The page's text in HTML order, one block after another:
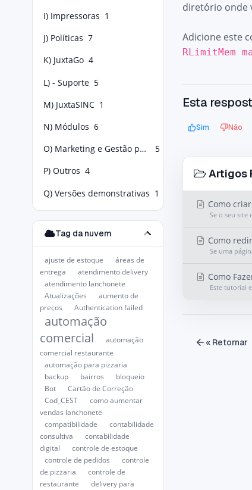
I) Impressoras 1
J) Políticas 7
K) JuxtaGo 4
L) - Suporte 5
M) JuxtaSINC 1
N) Módulos 6
O) Marketing e Gestão para Food Service
5
P) Outros 4
Q) Versões demonstrativas 1
Tag da nuvem
ajuste de estoque
áreas de
entrega
atendimento delivery
atendimento lanchonete
Atualizações
aumento de
preços
Authentication failed
automação
comercial
automação
comercial restaurante
automação para pizzaria
backup
bairros
bloqueio
Bot
Cartão de Correção
Cod_CEST
como aumentar
vendas lanchonete
compatibilidade
contabilidade
consultiva
contabilidade
digital
controle de estoque
controle de pedidos
controle
de pizzaria
controle de
restaurante
delivery para
diretório onde
Adicione este
RLimitMem
Esta
Sim Não
Artigos
Como
Se o seu
Como
Se uma
Como
Este tutorial
« Retornar